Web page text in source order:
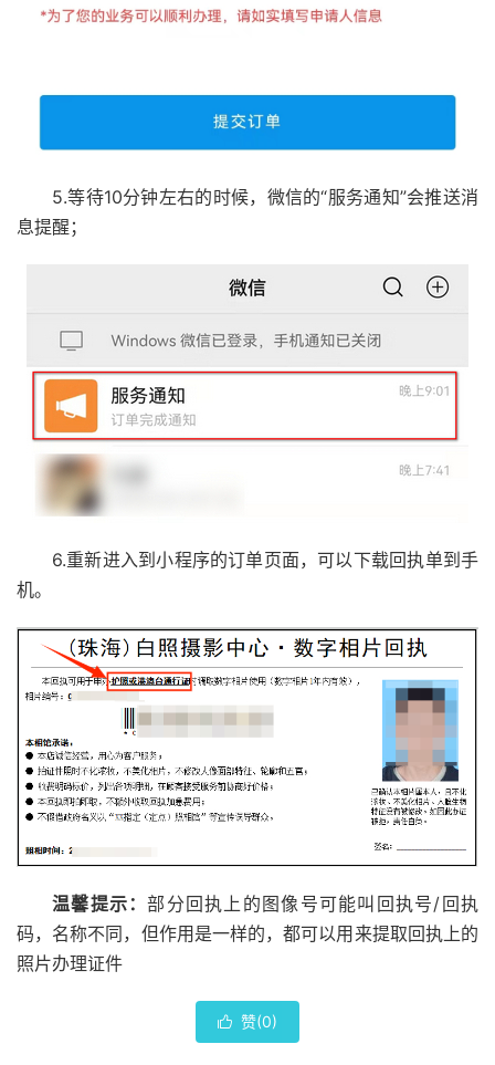
5.等待10分钟左右的时候，微信的“服务通知”会推送消
息提醒；
6.重新进入到小程序的订单页面，可以下载回执单到手
机。
温馨提示：部分回执上的图像号可能叫回执号/回执
码，名称不同，但作用是一样的，都可以用来提取回执上的
照片办理证件
 赞(0)